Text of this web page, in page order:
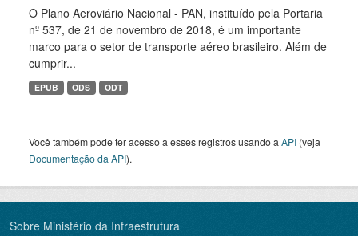
O Plano Aeroviário Nacional - PAN, instituído pela Portaria
nº 537, de 21 de novembro de 2018, é um importante
marco para o setor de transporte aéreo brasileiro. Além de
cumprir...
EPUB ODS ODT
Você também pode ter acesso a esses registros usando a API (veja
Documentação da API).
Sobre Ministério da Infraestrutura